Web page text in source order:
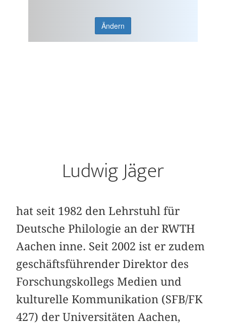
Ändern
Ludwig Jäger
hat seit 1982 den Lehrstuhl für
Deutsche Philologie an der RWTH
Aachen inne. Seit 2002 ist er zudem
geschäftsführender Direktor des
Forschungskollegs Medien und
kulturelle Kommunikation (SFB/FK
427) der Universitäten Aachen,